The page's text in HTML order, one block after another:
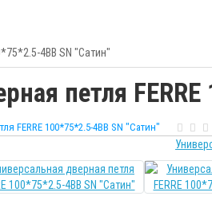
4BB SN "Сатин"
петля
FERRE 100*75*2.5-4BB SN "Сатин"